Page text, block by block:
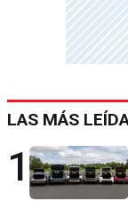
LAS MÁS
1